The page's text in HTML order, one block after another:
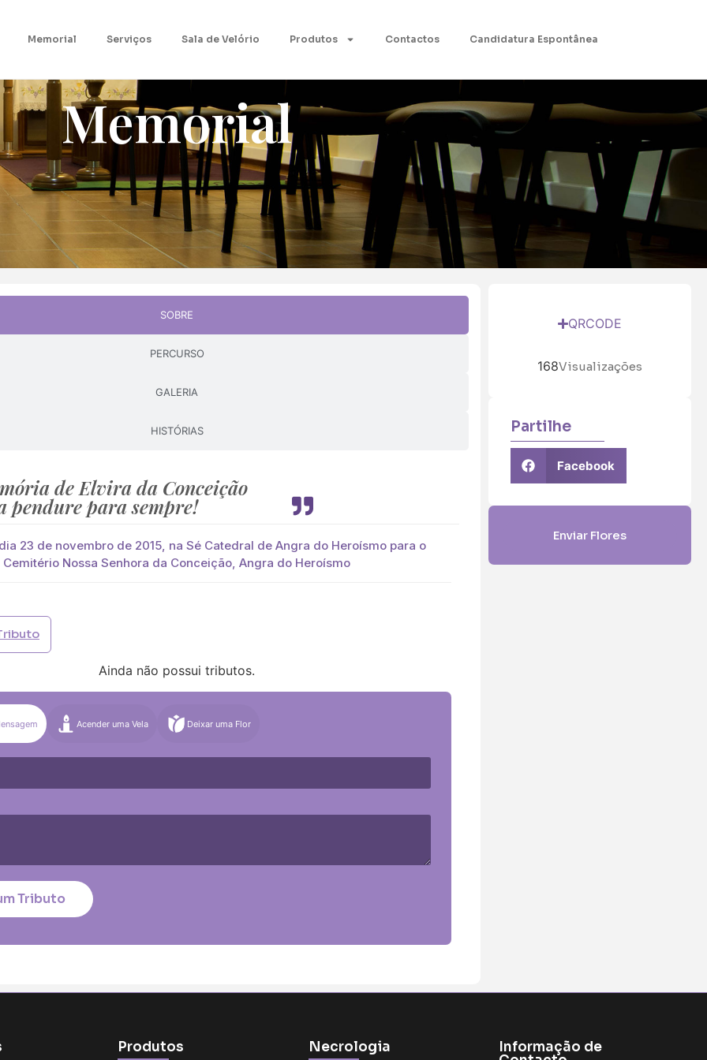
Memorial Serviços Sala de Velório Produtos Contactos Candidatura Espontânea
Memorial
SOBRE
PERCURSO
GALERIA
HISTÓRIAS
de Elvira da Conceição
pendure para sempre!
23 de novembro de 2015, na Sé Catedral de Angra do Heroísmo para o
Cemitério Nossa Senhora da Conceição, Angra do Heroísmo
Ainda não possui tributos.
Acender uma Vela Deixar uma Flor
Tributo
QRCODE
168Visualizações
Partilhe
Facebook
Enviar Flores
Produtos Necrologia
Informação de
Pague já com PayPal
paga de imediato com Paypal
Palma Cruz Coração
Coroa
Média (€100)
Média (€100)
Média (€100)
(€85) Média (€100)
Grande (€115)
*